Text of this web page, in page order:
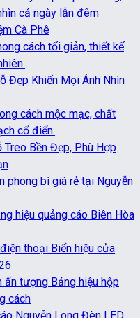
Cà Phê
Đẹp Khiến Mọi Ánh Nhìn
Treo Bền Đẹp, Phù Hợp
phong bì giá rẻ tại Nguyễn
hiệu quảng cáo Biên Hòa
Biển hiệu cửa
Bảng hiệu hộp
cách